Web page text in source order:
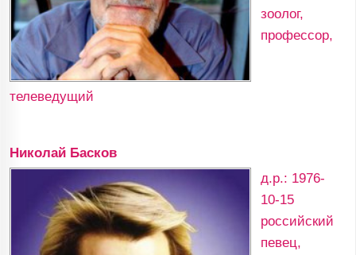
зоолог,
профессор,
телеведущий
Николай Басков
д.р.: 1976-
10-15
российский
певец,